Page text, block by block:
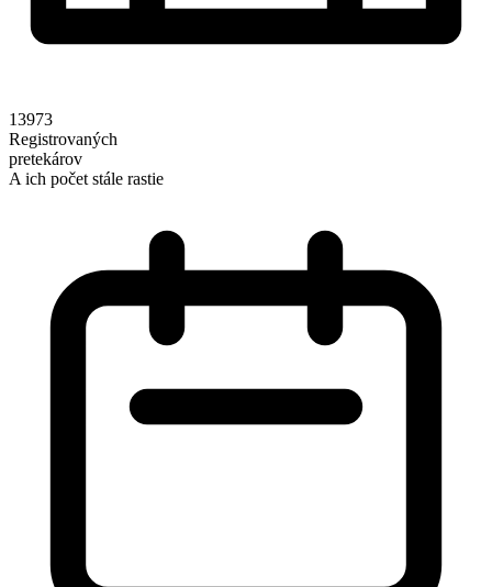
13973
Registrovaných
pretekárov
A ich počet stále rastie